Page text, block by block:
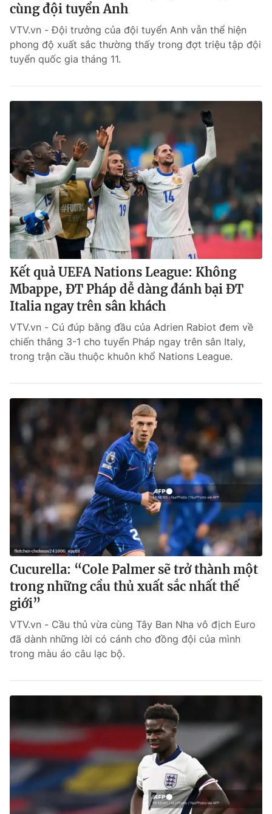
cùng đội tuyển Anh
VTV.vn - Đội trưởng của đội tuyển Anh vẫn thể hiện
phong độ xuất sắc thường thấy trong đợt triệu tập đội
tuyển quốc gia tháng 11.
Kết quả UEFA Nations League: Không
Mbappe, ĐT Pháp dễ dàng đánh bại ĐT
Italia ngay trên sân khách
VTV.vn - Cú đúp bằng đầu của Adrien Rabiot đem về
chiến thắng 3-1 cho tuyển Pháp ngay trên sân Italy,
trong trận cầu thuộc khuôn khổ Nations League.
Cucurella: “Cole Palmer sẽ trở thành một
trong những cầu thủ xuất sắc nhất thế
giới”
VTV.vn - Cầu thủ vừa cùng Tây Ban Nha vô địch Euro
đã dành những lời có cánh cho đồng đội của mình
trong màu áo câu lạc bộ.